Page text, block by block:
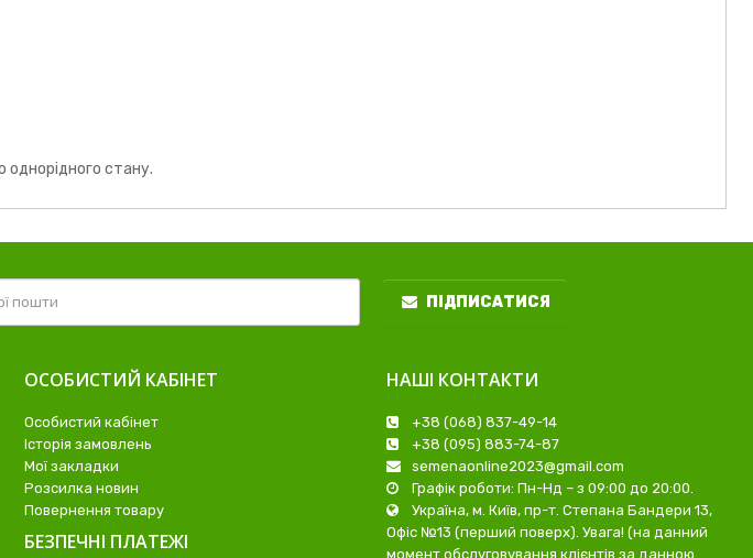
стану.
ПІДПИСАТИСЯ
ОСОБИСТИЙ КАБІНЕТ
Особистий кабінет
Історія замовлень
Мої закладки
Розсилка новин
Повернення товару
БЕЗПЕЧНІ ПЛАТЕЖІ
НАШІ КОНТАКТИ
+38 (068) 837-49-14
+38 (095) 883-74-87
semenaonline2023@gmail.com
Графік роботи: Пн-Нд – з 09:00 до 20:00.
Україна, м. Київ, пр-т. Степана Бандери 13,
Офіс №13 (перший поверх). Увага! (на данний
момент обслуговування клієнтів за данною